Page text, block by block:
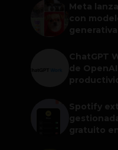
Meta
con
ChatGPT
de
Spotify
gratuito